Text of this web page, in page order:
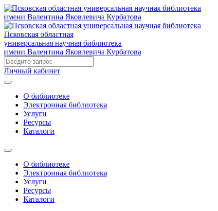
Псковская областная
универсальная научная библиотека
имени Валентина Яковлевича Курбатова
Личный кабинет
О библиотеке
Электронная библиотека
Услуги
Ресурсы
Каталоги
О библиотеке
Электронная библиотека
Услуги
Ресурсы
Каталоги